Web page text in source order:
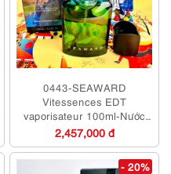
0443-SEAWARD
Vitessences EDT
vaporisateur 100ml-Nước
hoa nam-Chưa sử dụng
2,457,000 đ
- 20%